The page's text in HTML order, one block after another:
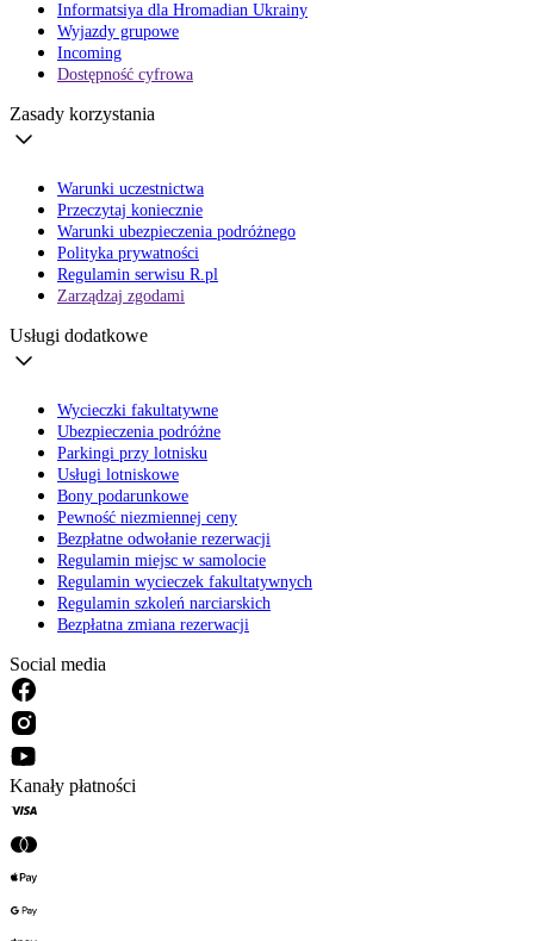
Informatsiya dla Hromadian Ukrainy
Wyjazdy grupowe
Incoming
Dostępność cyfrowa
Zasady korzystania
Warunki uczestnictwa
Przeczytaj koniecznie
Warunki ubezpieczenia podróżnego
Polityka prywatności
Regulamin serwisu R.pl
Zarządzaj zgodami
Usługi dodatkowe
Wycieczki fakultatywne
Ubezpieczenia podróżne
Parkingi przy lotnisku
Usługi lotniskowe
Bony podarunkowe
Pewność niezmiennej ceny
Bezpłatne odwołanie rezerwacji
Regulamin miejsc w samolocie
Regulamin wycieczek fakultatywnych
Regulamin szkoleń narciarskich
Bezpłatna zmiana rezerwacji
Social media
Kanały płatności